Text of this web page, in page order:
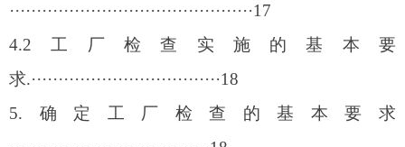
·············································17
4.2 工厂检查实施的基本要
求.···································18
5. 确定工厂检查的基本要求